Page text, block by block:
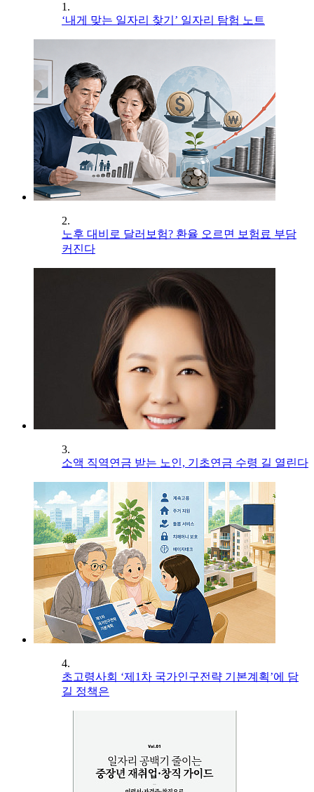
1.
‘내게 맞는 일자리 찾기’ 일자리 탐험 노트
2.
노후 대비로 달러보험? 환율 오르면 보험료 부담
커진다
3.
소액 직역연금 받는 노인, 기초연금 수령 길 열린다
4.
초고령사회 ‘제1차 국가인구전략 기본계획’에 담
길 정책은